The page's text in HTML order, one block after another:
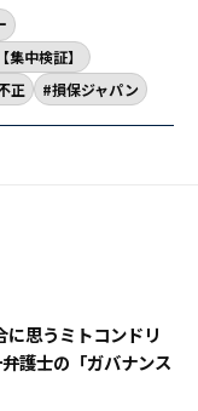
中検証】
正 損保ジャパン
思うミトコンドリ
護士の「ガバナンス